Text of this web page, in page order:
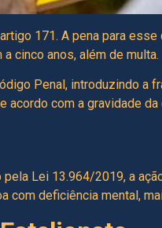
171. A pena para
cinco anos, além de multa.
Penal, introduzindo
com a gravidade
Lei 13.964/2019, a
deficiência mental,